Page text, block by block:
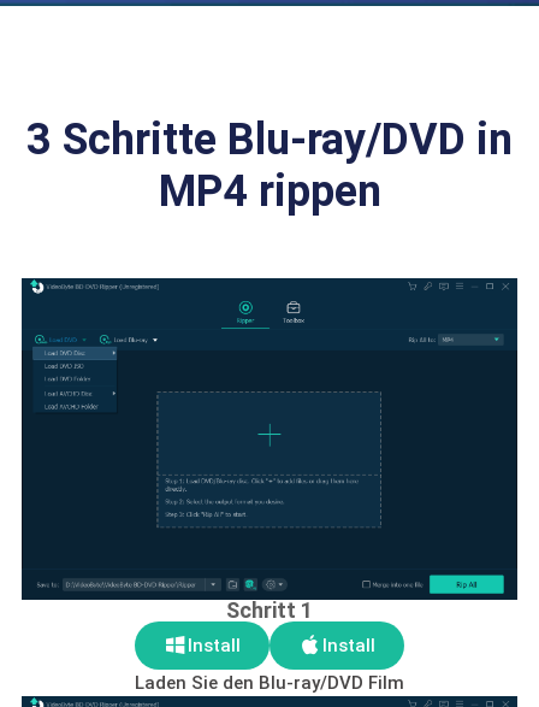
3 Schritte Blu-ray/DVD in
MP4 rippen
Schritt 1
Install
Install
Laden Sie den Blu-ray/DVD Film